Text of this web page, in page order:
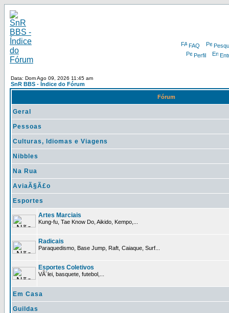
FAQ
Perfil
Data: Dom Ago 09, 2026 11:45 am
SnR BBS - Índice do Fórum
Fórum
Geral
Pessoas
Culturas, Idiomas e Viagens
Nibbles
Na Rua
AviaÃ§Ã£o
Esportes
Artes Marciais
Kung-fu, Tae Know Do, Aikido, Kempo,...
Radicais
Paraquedismo, Base Jump, Raft, Caiaque, Surf...
Esportes Coletivos
VÃ´lei, basquete, futebol,...
Em Casa
Guildas